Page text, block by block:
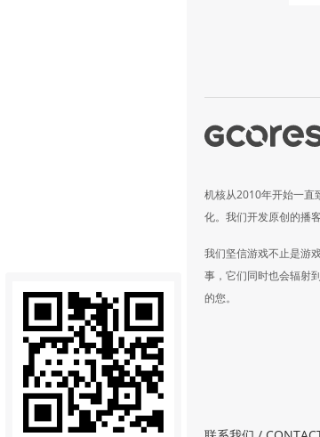
机核从2010年开始一直
化。我们开发原创的播
我们坚信游戏不止是游
事，它们同时也会辐射
的您。